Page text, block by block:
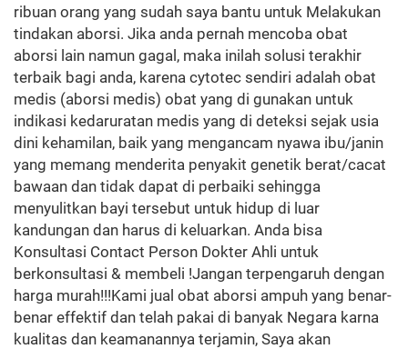
ribuan orang yang sudah saya bantu untuk Melakukan
tindakan aborsi. Jika anda pernah mencoba obat
aborsi lain namun gagal, maka inilah solusi terakhir
terbaik bagi anda, karena cytotec sendiri adalah obat
medis (aborsi medis) obat yang di gunakan untuk
indikasi kedaruratan medis yang di deteksi sejak usia
dini kehamilan, baik yang mengancam nyawa ibu/janin
yang memang menderita penyakit genetik berat/cacat
bawaan dan tidak dapat di perbaiki sehingga
menyulitkan bayi tersebut untuk hidup di luar
kandungan dan harus di keluarkan. Anda bisa
Konsultasi Contact Person Dokter Ahli untuk
berkonsultasi & membeli !Jangan terpengaruh dengan
harga murah!!!Kami jual obat aborsi ampuh yang benar-
benar effektif dan telah pakai di banyak Negara karna
kualitas dan keamanannya terjamin, Saya akan